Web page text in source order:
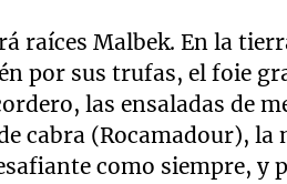
raíces Malbek. En la
por sus trufas, el foie
las ensaladas de
cabra (Rocamadour), la
como siempre, y